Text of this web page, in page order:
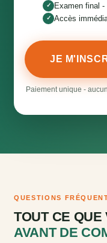
✓ Examen final
✓ Accès
JE
Paiement unique -
QUESTIONS
TOUT CE QUE
AVANT DE